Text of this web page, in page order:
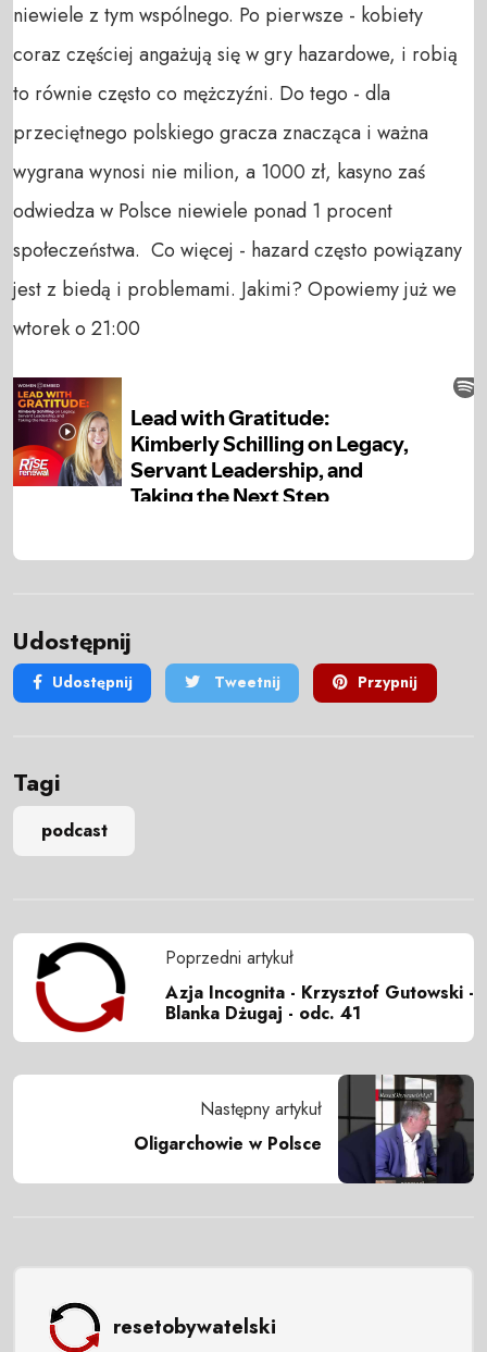
niewiele z tym wspólnego. Po pierwsze - kobiety
coraz częściej angażują się w gry hazardowe, i robią
to równie często co mężczyźni. Do tego - dla
przeciętnego polskiego gracza znacząca i ważna
wygrana wynosi nie milion, a 1000 zł, kasyno zaś
odwiedza w Polsce niewiele ponad 1 procent
społeczeństwa. Co więcej - hazard często powiązany
jest z biedą i problemami. Jakimi? Opowiemy już we
wtorek o 21:00
Udostępnij
Udostępnij Tweetnij Przypnij
Tagi
podcast
Poprzedni artykuł
Azja Incognita - Krzysztof Gutowski -
Blanka Dżugaj - odc. 41
Następny artykuł
Oligarchowie w Polsce
resetobywatelski